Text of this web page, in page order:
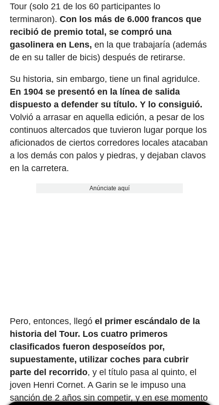
Tour (solo 21 de los 60 participantes lo
terminaron). Con los más de 6.000 francos que
recibió de premio total, se compró una
gasolinera en Lens, en la que trabajaría (además
de en su taller de bicis) después de retirarse.
Su historia, sin embargo, tiene un final agridulce.
En 1904 se presentó en la línea de salida
dispuesto a defender su título. Y lo consiguió.
Volvió a arrasar en aquella edición, a pesar de los
continuos altercados que tuvieron lugar porque los
aficionados de ciertos corredores locales atacaban
a los demás con palos y piedras, y dejaban clavos
en la carretera.
Anúnciate aquí
Pero, entonces, llegó el primer escándalo de la
historia del Tour. Los cuatro primeros
clasificados fueron desposeídos por,
supuestamente, utilizar coches para cubrir
parte del recorrido, y el título pasa al quinto, el
joven Henri Cornet. A Garin se le impuso una
sanción de 2 años sin competir, y en ese momento